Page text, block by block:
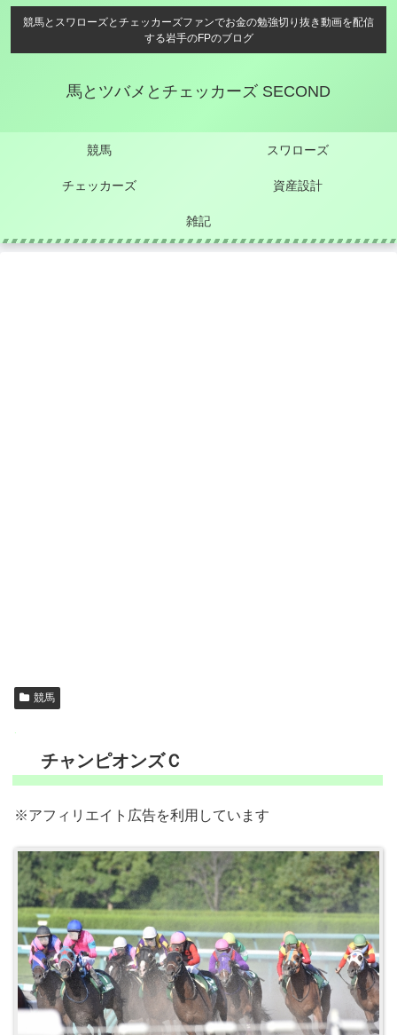
競馬とスワローズとチェッカーズファンでお金の勉強切り抜き動画を配信
する岩手のFPのブログ
馬とツバメとチェッカーズ SECOND
競馬 スワローズ
チェッカーズ 資産設計
雑記
競馬
チャンピオンズＣ
※アフィリエイト広告を利用しています